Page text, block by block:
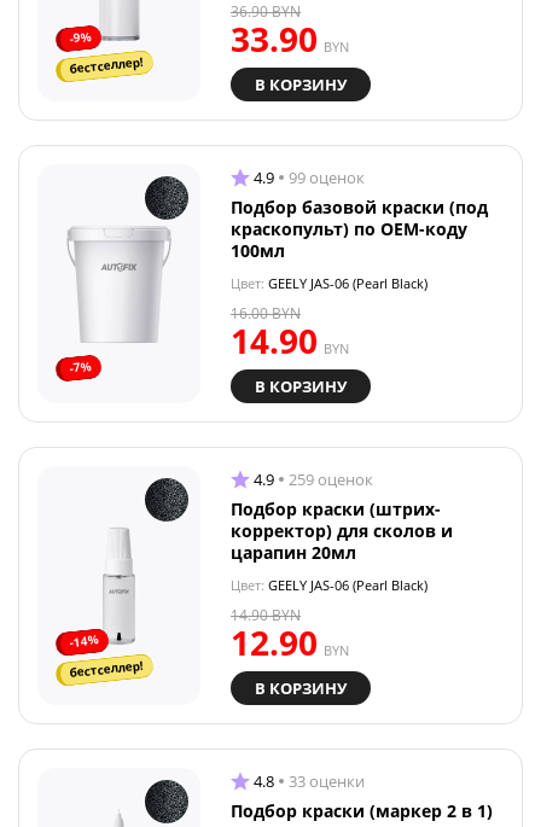
-9%
бестселлер!
33.90 BYN
36.90BYN
В КОРЗИНУ
-7%
4.9 99 оценок
Подбор базовой краски (под
краскопульт) по OEM-коду
100мл
Цвет: GEELY JAS-06 (Pearl Black)
14.90 BYN
16.00BYN
В КОРЗИНУ
-14%
бестселлер!
4.9 259 оценок
Подбор краски (штрих-
корректор) для сколов и
царапин 20мл
Цвет: GEELY JAS-06 (Pearl Black)
12.90 BYN
14.90BYN
В КОРЗИНУ
4.8 33 оценки
Подбор краски (маркер 2 в 1)